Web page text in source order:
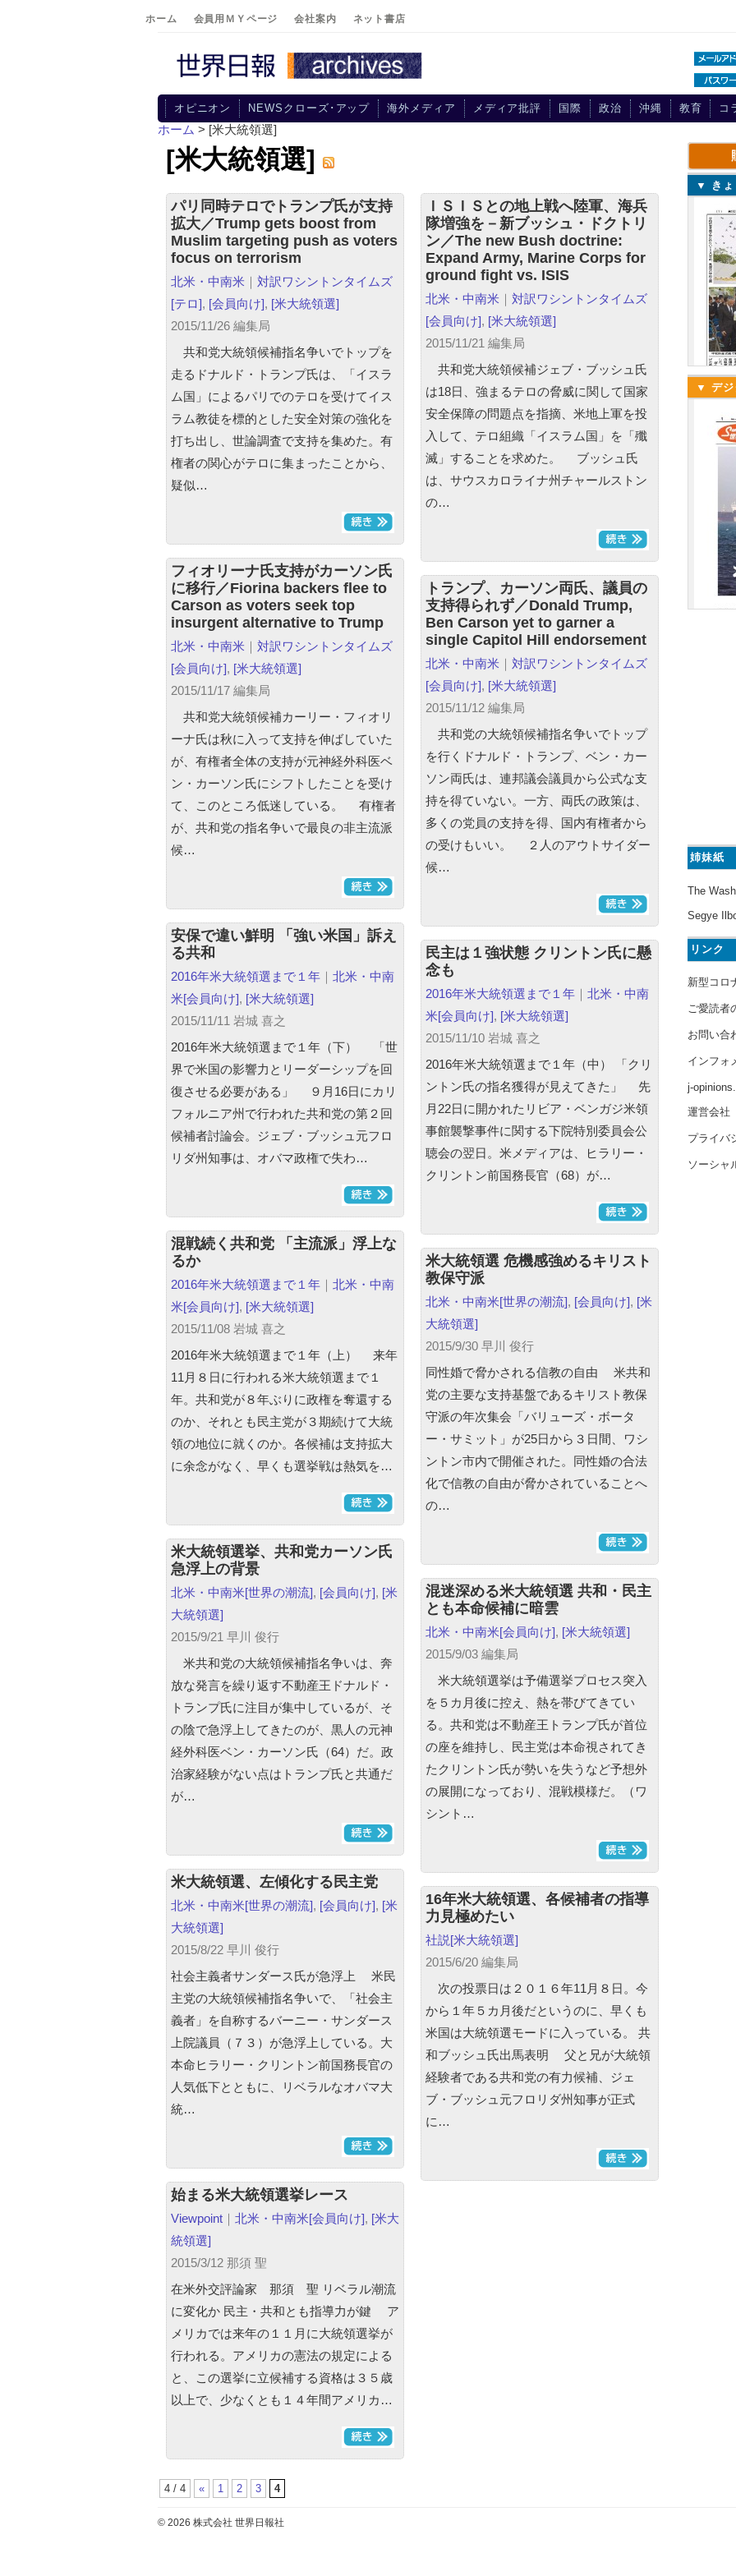
ホーム 会員用ＭＹページ 会社案内 ネット書店
オピニオン NEWSクローズ･アップ 海外メディア メディア批評 国際 政治 沖縄 教育 コ
ホーム > [米大統領選]
[米大統領選]
パリ同時テロでトランプ氏が支持
拡大／Trump gets boost from
Muslim targeting push as voters
focus on terrorism
北米・中南米 ｜ 対訳ワシントンタイムズ
[テロ], [会員向け], [米大統領選]
2015/11/26 編集局
共和党大統領候補指名争いでトップを
走るドナルド・トランプ氏は、「イスラ
ム国」によるパリでのテロを受けてイス
ラム教徒を標的とした安全対策の強化を
打ち出し、世論調査で支持を集めた。有
権者の関心がテロに集まったことから、
疑似…
ＩＳＩＳとの地上戦へ陸軍、海兵
隊増強を－新ブッシュ・ドクトリ
ン／The new Bush doctrine:
Expand Army, Marine Corps for
ground fight vs. ISIS
北米・中南米 ｜ 対訳ワシントンタイムズ
[会員向け], [米大統領選]
2015/11/21 編集局
共和党大統領候補ジェブ・ブッシュ氏
は18日、強まるテロの脅威に関して国家
安全保障の問題点を指摘、米地上軍を投
入して、テロ組織「イスラム国」を「殲
滅」することを求めた。 ブッシュ氏
は、サウスカロライナ州チャールストン
の…
フィオリーナ氏支持がカーソン氏
に移行／Fiorina backers flee to
Carson as voters seek top
insurgent alternative to Trump
北米・中南米 ｜ 対訳ワシントンタイムズ
[会員向け], [米大統領選]
2015/11/17 編集局
共和党大統領候補カーリー・フィオリ
ーナ氏は秋に入って支持を伸ばしていた
が、有権者全体の支持が元神経外科医ベ
ン・カーソン氏にシフトしたことを受け
て、このところ低迷している。 有権者
が、共和党の指名争いで最良の非主流派
候…
トランプ、カーソン両氏、議員の
支持得られず／Donald Trump,
Ben Carson yet to garner a
single Capitol Hill endorsement
北米・中南米 ｜ 対訳ワシントンタイムズ
[会員向け], [米大統領選]
2015/11/12 編集局
共和党の大統領候補指名争いでトップ
を行くドナルド・トランプ、ベン・カー
ソン両氏は、連邦議会議員から公式な支
持を得ていない。一方、両氏の政策は、
多くの党員の支持を得、国内有権者から
の受けもいい。 ２人のアウトサイダー
候…
安保で違い鮮明 「強い米国」訴え
る共和
2016年米大統領選まで１年 ｜ 北米・中南
米[会員向け], [米大統領選]
2015/11/11 岩城 喜之
2016年米大統領選まで１年（下） 「世
界で米国の影響力とリーダーシップを回
復させる必要がある」 ９月16日にカリ
フォルニア州で行われた共和党の第２回
候補者討論会。ジェブ・ブッシュ元フロ
リダ州知事は、オバマ政権で失わ…
民主は１強状態 クリントン氏に懸
念も
2016年米大統領選まで１年 ｜ 北米・中南
米[会員向け], [米大統領選]
2015/11/10 岩城 喜之
2016年米大統領選まで１年（中） 「クリ
ントン氏の指名獲得が見えてきた」 先
月22日に開かれたリビア・ベンガジ米領
事館襲撃事件に関する下院特別委員会公
聴会の翌日。米メディアは、ヒラリー・
クリントン前国務長官（68）が…
混戦続く共和党 「主流派」浮上な
るか
2016年米大統領選まで１年 ｜ 北米・中南
米[会員向け], [米大統領選]
2015/11/08 岩城 喜之
2016年米大統領選まで１年（上） 来年
11月８日に行われる米大統領選まで１
年。共和党が８年ぶりに政権を奪還する
のか、それとも民主党が３期続けて大統
領の地位に就くのか。各候補は支持拡大
に余念がなく、早くも選挙戦は熱気を…
米大統領選 危機感強めるキリスト
教保守派
北米・中南米[世界の潮流], [会員向け], [米
大統領選]
2015/9/30 早川 俊行
同性婚で脅かされる信教の自由 米共和
党の主要な支持基盤であるキリスト教保
守派の年次集会「バリューズ・ボータ
ー・サミット」が25日から３日間、ワシ
ントン市内で開催された。同性婚の合法
化で信教の自由が脅かされていることへ
の…
米大統領選挙、共和党カーソン氏
急浮上の背景
北米・中南米[世界の潮流], [会員向け], [米
大統領選]
2015/9/21 早川 俊行
米共和党の大統領候補指名争いは、奔
放な発言を繰り返す不動産王ドナルド・
トランプ氏に注目が集中しているが、そ
の陰で急浮上してきたのが、黒人の元神
経外科医ベン・カーソン氏（64）だ。政
治家経験がない点はトランプ氏と共通だ
が…
混迷深める米大統領選 共和・民主
とも本命候補に暗雲
北米・中南米[会員向け], [米大統領選]
2015/9/03 編集局
米大統領選挙は予備選挙プロセス突入
を５カ月後に控え、熱を帯びてきてい
る。共和党は不動産王トランプ氏が首位
の座を維持し、民主党は本命視されてき
たクリントン氏が勢いを失うなど予想外
の展開になっており、混戦模様だ。（ワ
シント…
米大統領選、左傾化する民主党
北米・中南米[世界の潮流], [会員向け], [米
大統領選]
2015/8/22 早川 俊行
社会主義者サンダース氏が急浮上 米民
主党の大統領候補指名争いで、「社会主
義者」を自称するバーニー・サンダース
上院議員（７３）が急浮上している。大
本命ヒラリー・クリントン前国務長官の
人気低下とともに、リベラルなオバマ大
統…
16年米大統領選、各候補者の指導
力見極めたい
社説[米大統領選]
2015/6/20 編集局
次の投票日は２０１６年11月８日。今
から１年５カ月後だというのに、早くも
米国は大統領選モードに入っている。 共
和ブッシュ氏出馬表明 父と兄が大統領
経験者である共和党の有力候補、ジェ
ブ・ブッシュ元フロリダ州知事が正式
に…
始まる米大統領選挙レース
Viewpoint ｜ 北米・中南米[会員向け], [米大
統領選]
2015/3/12 那須 聖
在米外交評論家 那須 聖 リベラル潮流
に変化か 民主・共和とも指導力が鍵 ア
メリカでは来年の１１月に大統領選挙が
行われる。アメリカの憲法の規定による
と、この選挙に立候補する資格は３５歳
以上で、少なくとも１４年間アメリカ…
4 / 4 « 1 2 3 4
▼ きょ
▼ デジ
姉妹紙
The
Segye
リンク
新型コロ
ご愛読者
お問い合
インフォ
j-
運営会社
プライバ
ソーシャ
© 2026 株式会社 世界日報社